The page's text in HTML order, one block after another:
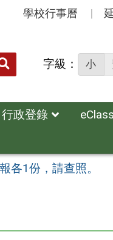
學校行事曆
送出 字級： 小
行政登錄
各1份，請查照。